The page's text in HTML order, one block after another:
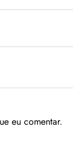
eu comentar.